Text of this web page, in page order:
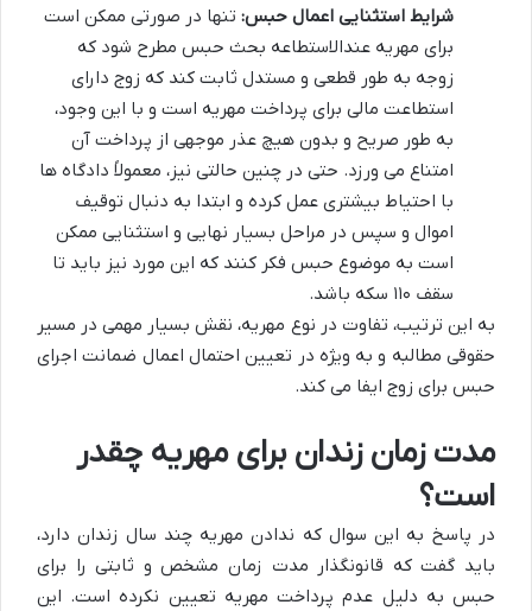
شرایط استثنایی اعمال حبس: تنها در صورتی ممکن است
برای مهریه عندالاستطاعه بحث حبس مطرح شود که
زوجه به طور قطعی و مستدل ثابت کند که زوج دارای
استطاعت مالی برای پرداخت مهریه است و با این وجود،
به طور صریح و بدون هیچ عذر موجهی از پرداخت آن
امتناع می ورزد. حتی در چنین حالتی نیز، معمولاً دادگاه ها
با احتیاط بیشتری عمل کرده و ابتدا به دنبال توقیف
اموال و سپس در مراحل بسیار نهایی و استثنایی ممکن
است به موضوع حبس فکر کنند که این مورد نیز باید تا
سقف ۱۱۰ سکه باشد.
به این ترتیب، تفاوت در نوع مهریه، نقش بسیار مهمی در مسیر
حقوقی مطالبه و به ویژه در تعیین احتمال اعمال ضمانت اجرای
حبس برای زوج ایفا می کند.
مدت زمان زندان برای مهریه چقدر
است؟
در پاسخ به این سوال که ندادن مهریه چند سال زندان دارد،
باید گفت که قانونگذار مدت زمان مشخص و ثابتی را برای
حبس به دلیل عدم پرداخت مهریه تعیین نکرده است. این